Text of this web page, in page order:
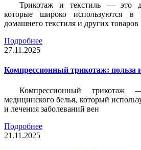
Трикотаж и текстиль — это
которые широко используются в
домашнего текстиля и других товаров
Подробнее
27.11.2025
Компрессионный трикотаж: польза
Компрессионный
медицинского белья, который
и лечения заболеваний вен
Подробнее
21.11.2025